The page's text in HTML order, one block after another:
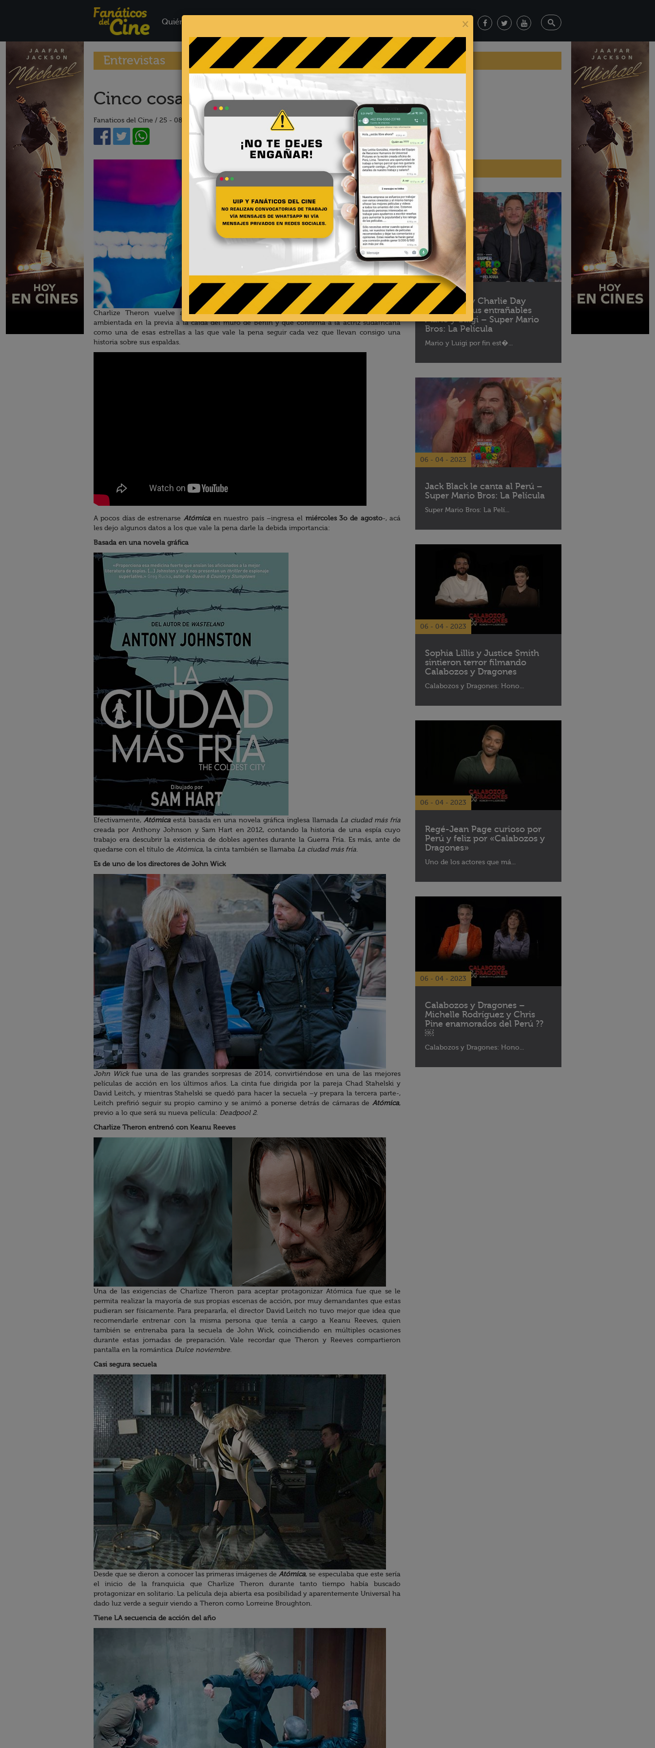
Quiénes Somos
Entrevistas
Cinco cosas que quizá no sabías de Atómica
Fanaticos del Cine / 25 - 08 - 17
Charlize Theron vuelve a nuestra cartelera conAtómica, cinta de acción y espionaje
ambientada en la previa a la caída del muro de Berlín y que confirma a la actriz sudafricana
como una de esas estrellas a las que vale la pena seguir cada vez que llevan consigo una
historia sobre sus espaldas.
A pocos días de estrenarse Atómicaen nuestro país –ingresa el miércoles 3o de agosto-, acá
les dejo algunos datos a los que vale la pena darle la debida importancia:
Basada en una novela gráfica
Efectivamente, Atómicaestá basada en una novela gráfica inglesa llamada La ciudad más fría
creada por Anthony Johnson y Sam Hart en 2012, contando la historia de una espía cuyo
trabajo era descubrir la existencia de dobles agentes durante la Guerra Fría. Es más, ante de
quedarse con el título de Atómica, la cinta también se llamaba La ciudad más fría.
Es de uno de los directores de John Wick
John Wickfue una de las grandes sorpresas de 2014, convirtiéndose en una de las mejores
películas de acción en los últimos años. La cinta fue dirigida por la pareja Chad Stahelski y
David Leitch, y mientras Stahelski se quedó para hacer la secuela –y prepara la tercera parte-,
Leitch prefirió seguir su propio camino y se animó a ponerse detrás de cámaras de Atómica,
previo a lo que será su nueva película: Deadpool 2.
Charlize Theron entrenó con Keanu Reeves
Una de las exigencias de Charlize Theron para aceptar protagonizar Atómica fue que se le
permita realizar la mayoría de sus propias escenas de acción, por muy demandantes que estas
pudieran ser físicamente. Para prepararla, el director David Leitch no tuvo mejor que idea que
recomendarle entrenar con la misma persona que tenía a cargo a Keanu Reeves, quien
también se entrenaba para la secuela de John Wick, coincidiendo en múltiples ocasiones
durante estas jornadas de preparación. Vale recordar que Theron y Reeves compartieron
pantalla en la romántica Dulce noviembre.
Casi segura secuela
Desde que se dieron a conocer las primeras imágenes deAtómica, se especulaba que este sería
el inicio de la franquicia que Charlize Theron durante tanto tiempo había buscado
protagonizar en solitario. La película deja abierta esa posibilidad y aparentemente Universal ha
dado luz verde a seguir viendo a Theron como Lorreine Broughton.
Tiene LA secuencia de acción del año
Noticias
06 - 04 - 2023
Chris Pratt y Charlie Day
hablan de sus entrañables
Mario y Luigi – Super Mario
Bros: La Película
Mario y Luigi por fin est�...
06 - 04 - 2023
Jack Black le canta al Perú –
Super Mario Bros: La Película
Super Mario Bros: La Pelí...
06 - 04 - 2023
Sophia Lillis y Justice Smith
sintieron terror filmando
Calabozos y Dragones
Calabozos y Dragones: Hono...
06 - 04 - 2023
Regé-Jean Page curioso por
Perú y feliz por «Calabozos y
Dragones»
Uno de los actores que má...
06 - 04 - 2023
Calabozos y Dragones –
Michelle Rodríguez y Chris
Pine enamorados del Perú ??
￼
Calabozos y Dragones: Hono...
×